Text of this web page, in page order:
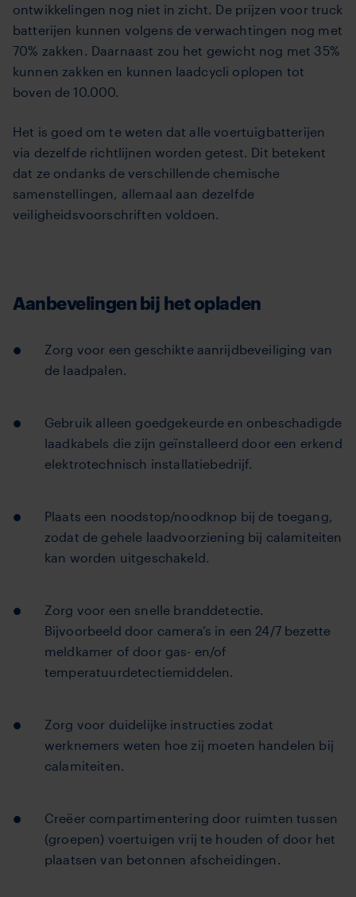
ontwikkelingen nog niet in zicht. De prijzen voor truck
batterijen kunnen volgens de verwachtingen nog met
70% zakken. Daarnaast zou het gewicht nog met 35%
kunnen zakken en kunnen laadcycli oplopen tot
boven de 10.000.
Het is goed om te weten dat alle voertuigbatterijen
via dezelfde richtlijnen worden getest. Dit betekent
dat ze ondanks de verschillende chemische
samenstellingen, allemaal aan dezelfde
veiligheidsvoorschriften voldoen.
Aanbevelingen bij het opladen
Zorg voor een geschikte aanrijdbeveiliging van
de laadpalen.
Gebruik alleen goedgekeurde en onbeschadigde
laadkabels die zijn geïnstalleerd door een erkend
elektrotechnisch installatiebedrijf.
Plaats een noodstop/noodknop bij de toegang,
zodat de gehele laadvoorziening bij calamiteiten
kan worden uitgeschakeld.
Zorg voor een snelle branddetectie.
Bijvoorbeeld door camera’s in een 24/7 bezette
meldkamer of door gas- en/of
temperatuurdetectiemiddelen.
Zorg voor duidelijke instructies zodat
werknemers weten hoe zij moeten handelen bij
calamiteiten.
Creëer compartimentering door ruimten tussen
(groepen) voertuigen vrij te houden of door het
plaatsen van betonnen afscheidingen.